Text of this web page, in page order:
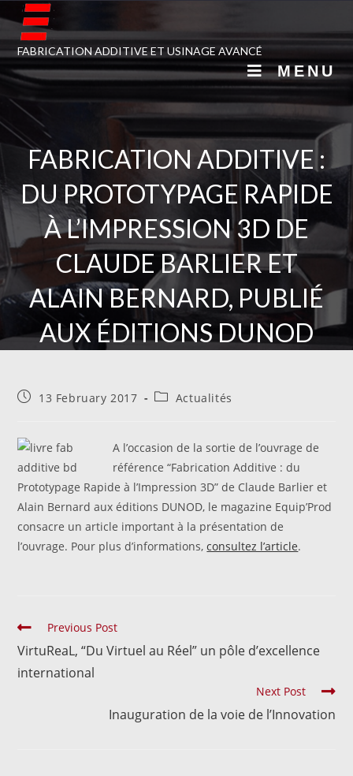
FABRICATION ADDITIVE ET USINAGE AVANCÉ
MENU
FABRICATION ADDITIVE :
DU PROTOTYPAGE RAPIDE
À L’IMPRESSION 3D DE
CLAUDE BARLIER ET
ALAIN BERNARD, PUBLIÉ
AUX ÉDITIONS DUNOD
13 February 2017 Actualités
A l’occasion de la sortie de l’ouvrage de
référence “Fabrication Additive : du
Prototypage Rapide à l’Impression 3D” de Claude Barlier et
Alain Bernard aux éditions DUNOD, le magazine Equip’Prod
consacre un article important à la présentation de
l’ouvrage. Pour plus d’informations,consultez l’article.
Previous Post
VirtuReaL, “Du Virtuel au Réel” un pôle d’excellence
international
Next Post
Inauguration de la voie de l’Innovation